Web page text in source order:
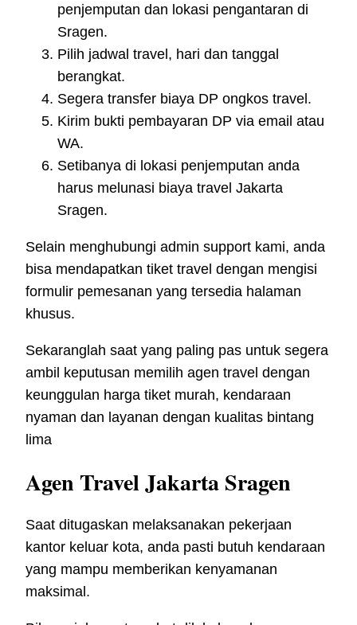
penjemputan dan lokasi pengantaran di
Sragen.
Pilih jadwal travel, hari dan tanggal
berangkat.
Segera transfer biaya DP ongkos travel.
Kirim bukti pembayaran DP via email atau
WA.
Setibanya di lokasi penjemputan anda
harus melunasi biaya travel Jakarta
Sragen.
Selain menghubungi admin support kami, anda
bisa mendapatkan tiket travel dengan mengisi
formulir pemesanan yang tersedia halaman
khusus.
Sekaranglah saat yang paling pas untuk segera
ambil keputusan memilih agen travel dengan
keunggulan harga tiket murah, kendaraan
nyaman dan layanan dengan kualitas bintang
lima
Agen Travel Jakarta Sragen
Saat ditugaskan melaksanakan pekerjaan
kantor keluar kota, anda pasti butuh kendaraan
yang mampu memberikan kenyamanan
maksimal.